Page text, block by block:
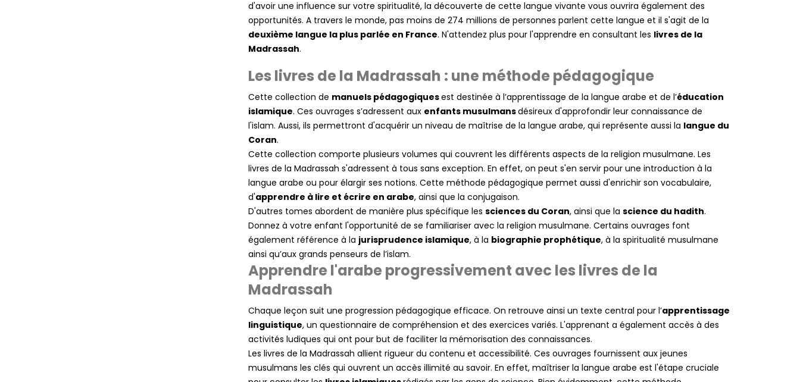
(1 avis)
d'avoir une influence sur votre spiritualité, la découverte de cette langue vivante vous ouvrira également des
opportunités. A travers le monde, pas moins de 274 millions de personnes parlent cette langue et il s'agit de la
deuxième langue la plus parlée en France. N'attendez plus pour l'apprendre en consultant les livres de la
Madrassah.
Les livres de la Madrassah : une méthode pédagogique
Cette collection de manuels pédagogiquesest destinée à l’apprentissage de la langue arabe et de l’éducation
islamique. Ces ouvrages s’adressent aux enfants musulmansdésireux d'approfondir leur connaissance de
l'islam. Aussi, ils permettront d'acquérir un niveau de maîtrise de la langue arabe, qui représente aussi la langue du
Coran.
Cette collection comporte plusieurs volumes qui couvrent les différents aspects de la religion musulmane. Les
livres de la Madrassah s'adressent à tous sans exception. En effet, on peut s'en servir pour une introduction à la
langue arabe ou pour élargir ses notions. Cette méthode pédagogique permet aussi d'enrichir son vocabulaire,
d'apprendre à lire et écrire en arabe, ainsi que la conjugaison.
D'autres tomes abordent de manière plus spécifique les sciences du Coran, ainsi que la science du hadith.
Donnez à votre enfant l'opportunité de se familiariser avec la religion musulmane. Certains ouvrages font
également référence à la jurisprudence islamique, à la biographie prophétique, à la spiritualité musulmane
ainsi qu’aux grands penseurs de l’islam.
Apprendre l'arabe progressivement avec les livres de la
Madrassah
Chaque leçon suit une progression pédagogique efficace. On retrouve ainsi un texte central pour l’apprentissage
linguistique, un questionnaire de compréhension et des exercices variés. L'apprenant a également accès à des
activités ludiques qui ont pour but de faciliter la mémorisation des connaissances.
Les livres de la Madrassah allient rigueur du contenu et accessibilité. Ces ouvrages fournissent aux jeunes
musulmans les clés qui ouvrent un accès illimité au savoir. En effet, maîtriser la langue arabe est l'étape cruciale